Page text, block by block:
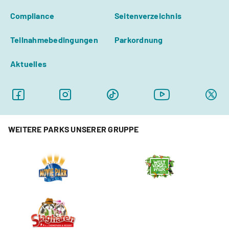
Compliance Seitenverzeichnis
Teilnahmebedingungen Parkordnung
Aktuelles
WEITERE PARKS UNSERER GRUPPE